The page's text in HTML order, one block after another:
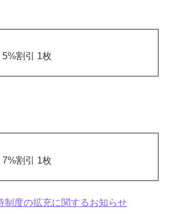
割引 1枚
割引 1枚
制度の拡充に関するお知らせ